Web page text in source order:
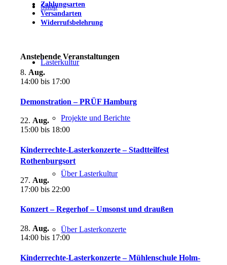
Shop
Lasterkultur
Projekte und Berichte
Über Lasterkultur
Über Lasterkonzerte
Zahlungsarten
Versandarten
Widerrufsbelehrung
Anstehende Veranstaltungen
8. Aug.
14:00 bis 17:00
Demonstration – PRÜF Hamburg
22. Aug.
15:00 bis 18:00
Kinderrechte-Lasterkonzerte – Stadtteilfest
Rothenburgsort
27. Aug.
17:00 bis 22:00
Konzert – Regerhof – Umsonst und draußen
28. Aug.
14:00 bis 17:00
Kinderrechte-Lasterkonzerte – Mühlenschule Holm-